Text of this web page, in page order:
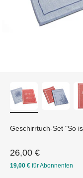
Geschirrtuch-Set "So
Angebot
26,00 €
19,00 € für Abonnenten